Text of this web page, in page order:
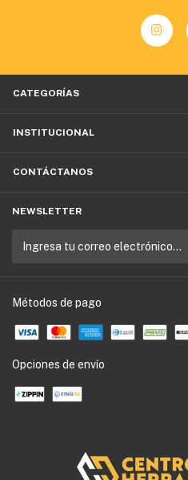
CATEGORÍAS
INSTITUCIONAL
CONTÁCTANOS
NEWSLETTER
Métodos de pago
Opciones de envío